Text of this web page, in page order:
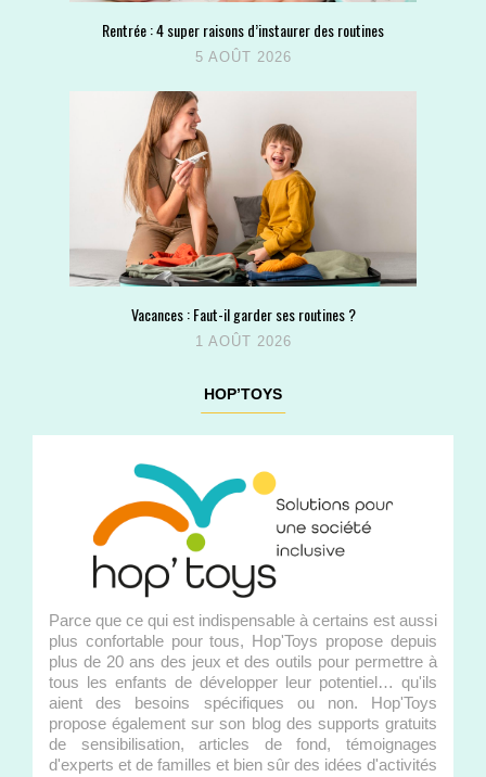
Rentrée : 4 super raisons d’instaurer des routines
5 AOÛT 2026
Vacances : Faut-il garder ses routines ?
1 AOÛT 2026
HOP’TOYS
Parce que ce qui est indispensable à certains est aussi
plus confortable pour tous, Hop'Toys propose depuis
plus de 20 ans des jeux et des outils pour permettre à
tous les enfants de développer leur potentiel… qu'ils
aient des besoins spécifiques ou non. Hop'Toys
propose également sur son blog des supports gratuits
de sensibilisation, articles de fond, témoignages
d'experts et de familles et bien sûr des idées d'activités